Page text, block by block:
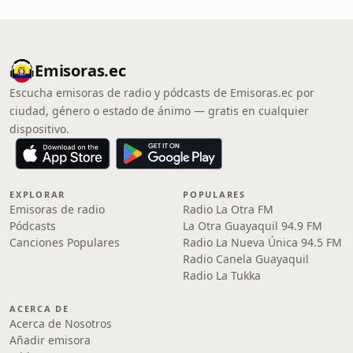
Emisoras.ec
Escucha emisoras de radio y pódcasts de Emisoras.ec por
ciudad, género o estado de ánimo — gratis en cualquier
dispositivo.
EXPLORAR
Emisoras de radio
Pódcasts
Canciones Populares
POPULARES
Radio La Otra FM
La Otra Guayaquil 94.9 FM
Radio La Nueva Única 94.5 FM
Radio Canela Guayaquil
Radio La Tukka
ACERCA DE
Acerca de Nosotros
Añadir emisora